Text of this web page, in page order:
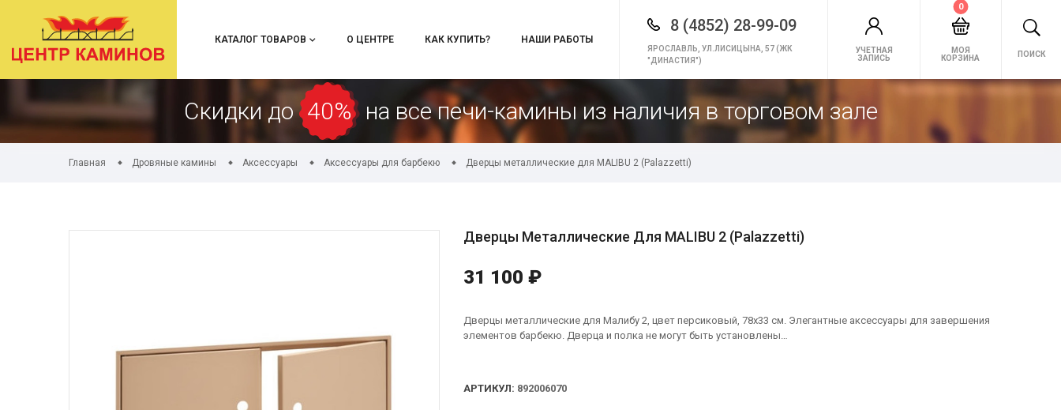
КАТАЛОГ ТОВАРОВ О ЦЕНТРЕ КАК КУПИТЬ? НАШИ РАБОТЫ
8 (4852) 28-99-09
ЯРОСЛАВЛЬ, УЛ.ЛИСИЦЫНА, 57 (ЖК
"ДИНАСТИЯ")
УЧЕТНАЯ
ЗАПИСЬ
МОЯ
КОРЗИНА
0
ПОИСК
Скидки до 40% на все печи-камины из наличия в торговом зале
Главная Дровяные камины Аксессуары Аксессуары для барбекю Дверцы металлические для MALIBU 2 (Palazzetti)
Дверцы Металлические Для MALIBU 2 (Palazzetti)
31 100 ₽
Дверцы металлические для Малибу 2, цвет персиковый, 78х33 см. Элегантные аксессуары для завершения
элементов барбекю. Дверца и полка не могут быть установлены…
АРТИКУЛ: 892006070